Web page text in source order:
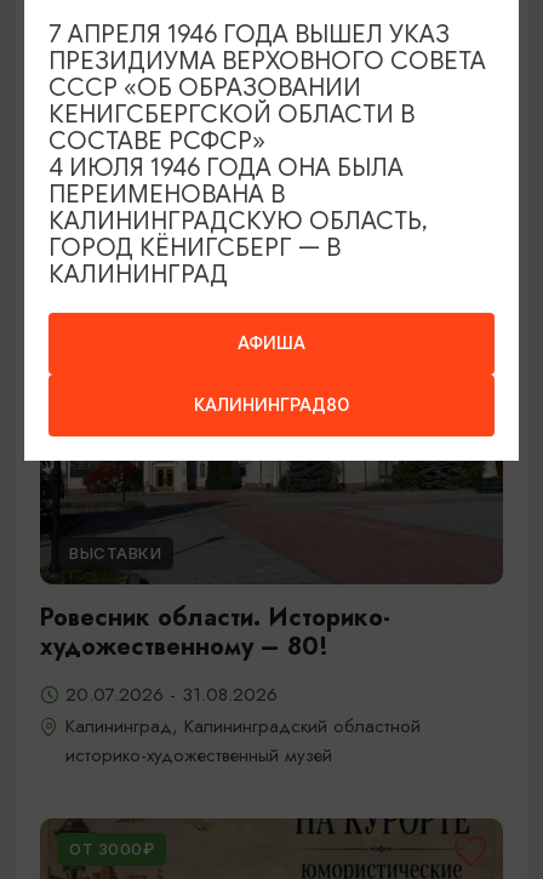
Семейный клуб выходного дня в
Морском выставочном центре
19.07.2026 - 30.08.2026, СБ 12:00, 13:00
Светлогорск, Морской выставочный центр г.
Светлогорск
ВЫСТАВКИ
Ровесник области. Историко-
художественному – 80!
20.07.2026 - 31.08.2026
Калининград, Калининградский областной
историко-художественный музей
ОТ 3000₽
АФИША
КАЛИНИНГРАД80
7 АПРЕЛЯ 1946 ГОДА ВЫШЕЛ УКАЗ
ПРЕЗИДИУМА ВЕРХОВНОГО СОВЕТА
СССР «ОБ ОБРАЗОВАНИИ
КЕНИГСБЕРГСКОЙ ОБЛАСТИ В
СОСТАВЕ РСФСР»
4 ИЮЛЯ 1946 ГОДА ОНА БЫЛА
ПЕРЕИМЕНОВАНА В
КАЛИНИНГРАДСКУЮ ОБЛАСТЬ,
ГОРОД КЁНИГСБЕРГ — В
КАЛИНИНГРАД